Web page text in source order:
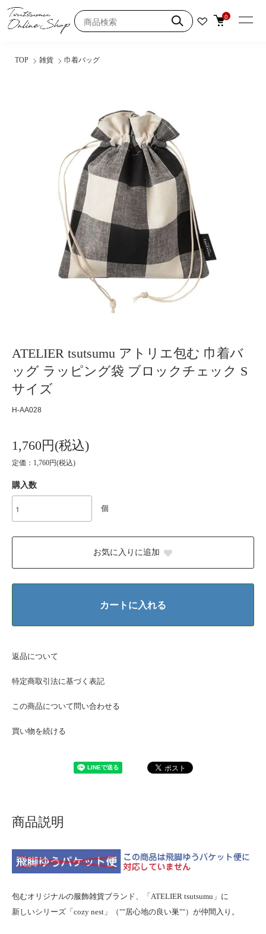
0
TOP 雑貨 巾着バッグ
ATELIER tsutsumu アトリエ包む 巾着バ
ッグ ラッピング袋 ブロックチェック S
サイズ
H-AA028
1,760円(税込)
定価：1,760円(税込)
購入数
個
お気に入りに追加
カートに入れる
返品について
特定商取引法に基づく表記
この商品について問い合わせる
買い物を続ける
商品説明
包むオリジナルの服飾雑貨ブランド、「ATELIER tsutsumu」に
新しいシリーズ「cozy nest」（""居心地の良い巣""）が仲間入り。